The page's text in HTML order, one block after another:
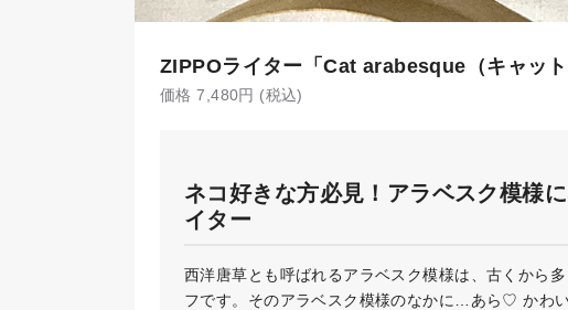
ZIPPOライター「Cat arabesque（キャット
価格 7,480円 (税込)
ネコ好きな方必見！アラベスク模様
イター
西洋唐草とも呼ばれるアラベスク模様は、古くから
フです。そのアラベスク模様のなかに…あら♡ かわ